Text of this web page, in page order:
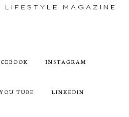
INSTAGRAM
YOU TUBE LINKEDIN